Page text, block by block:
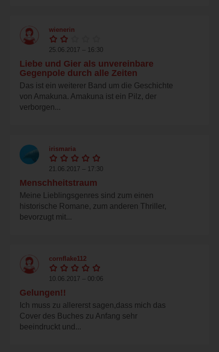
wienerin
25.06.2017 – 16:30
Liebe und Gier als unvereinbare
Gegenpole durch alle Zeiten
Das ist ein weiterer Band um die Geschichte
von Amakuna. Amakuna ist ein Pilz, der
verborgen...
irismaria
21.06.2017 – 17:30
Menschheitstraum
Meine Lieblingsgenres sind zum einen
historische Romane, zum anderen Thriller,
bevorzugt mit...
cornflake112
10.06.2017 – 00:06
Gelungen!!
Ich muss zu allererst sagen,dass mich das
Cover des Buches zu Anfang sehr
beeindruckt und...